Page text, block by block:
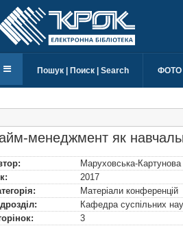
Пошук | Поиск | Search ФОТО
менеджмент як
Маруховська-
2017
Матеріали конференцій
Кафедра суспільних
3